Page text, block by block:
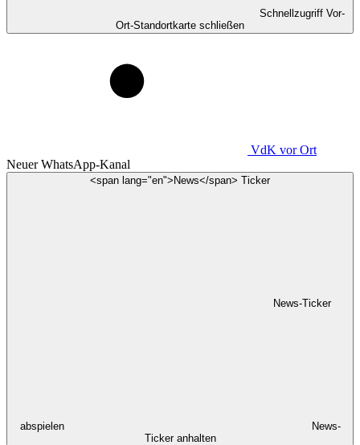
Schnellzugriff Vor-
Ort-Standortkarte schließen
VdK vor Ort
Neuer WhatsApp-Kanal
<span lang="en">News</span> Ticker
News-Ticker
abspielen
News-
Ticker anhalten